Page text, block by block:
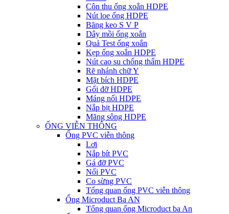
Côn thu ống xoắn HDPE
Nút loe ống HDPE
Băng keo S V P
Dây mồi ống xoắn
Quả Test ống xoắn
Kẹp ống xoắn HDPE
Nút cao su chống thấm HDPE
Rẽ nhánh chữ Y
Mặt bích HDPE
Gối đỡ HDPE
Máng nối HDPE
Nắp bịt HDPE
Măng sông HDPE
ỐNG VIỄN THÔNG
Ống PVC viễn thông
Lơi
Nắp bít PVC
Gá đỡ PVC
Nối PVC
Co sừng PVC
Tổng quan ống PVC viễn thông
Ống Microduct Ba AN
Tổng quan ống Microduct ba An